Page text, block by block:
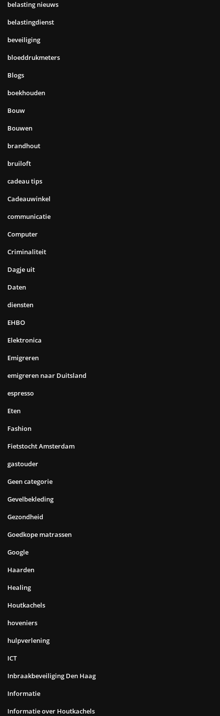
belasting nieuws
belastingdienst
beveiliging
bloeddrukmeters
Blogs
boekhouden
Bouw
Bouwen
brandhout
bruiloft
cadeau tips
Cadeauwinkel
communicatie
Computer
Criminaliteit
Dagje uit
Daten
diensten
EHBO
Elektronica
Emigreren
emigreren naar Duitsland
espresso
Eten
Fashion
Fietstocht Amsterdam
gastouder
Geen categorie
Gevelbekleding
Gezondheid
Goedkope matrassen
Google
Haarden
Healing
Houtkachels
hoveniers
hulpverlening
ICT
Inbraakbeveiliging Den Haag
Informatie
Informatie over Houtkachels